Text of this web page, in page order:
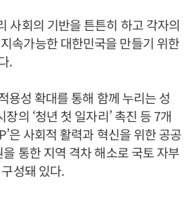
사회의 기반을 튼튼히 하고 각자의
속가능한 대한민국을 만들기 위한
.
용성 확대를 통해 함께 누리는 성
의 ‘청년 첫 일자리’ 촉진 등 7개
은 사회적 활력과 혁신을 위한 공공
통한 지역 격차 해소로 국토 자부
성돼 있다.